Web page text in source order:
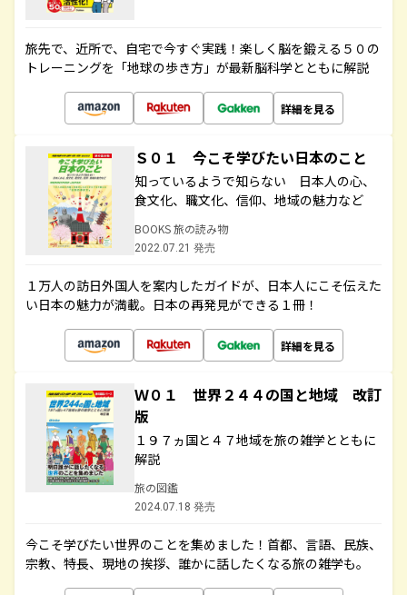
旅先で、近所で、自宅で今すぐ実践！楽しく脳を鍛える５０の
トレーニングを「地球の歩き方」が最新脳科学とともに解説
詳細を見る
Ｓ０１ 今こそ学びたい日本のこと
知っているようで知らない 日本人の心、
食文化、職文化、信仰、地域の魅力など
BOOKS 旅の読み物
2022.07.21 発売
１万人の訪日外国人を案内したガイドが、日本人にこそ伝えた
い日本の魅力が満載。日本の再発見ができる１冊！
詳細を見る
Ｗ０１ 世界２４４の国と地域 改訂
版
１９７ヵ国と４７地域を旅の雑学とともに
解説
旅の図鑑
2024.07.18 発売
今こそ学びたい世界のことを集めました！首都、言語、民族、
宗教、特長、現地の挨拶、誰かに話したくなる旅の雑学も。